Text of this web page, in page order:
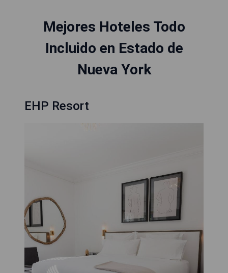
Mejores Hoteles Todo
Incluido en Estado de
Nueva York
EHP Resort